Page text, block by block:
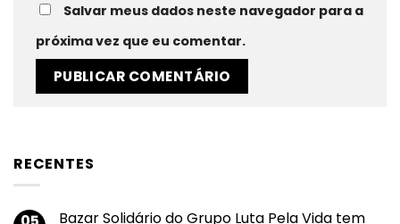
Salvar meus dados neste navegador para a
próxima vez que eu comentar.
RECENTES
Bazar Solidário do Grupo Luta Pela Vida tem